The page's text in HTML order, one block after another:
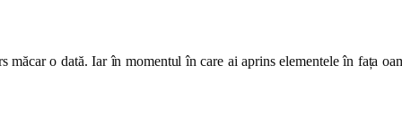
măcar o dată. Iar în momentul în care ai aprins elementele în fața